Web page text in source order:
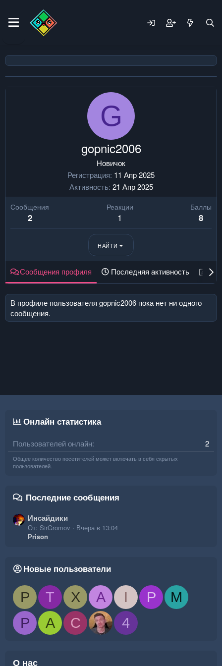
G
gopnic2006
Новичок
Регистрация 11 Апр 2025
Активность 21 Апр 2025
Сообщения
2
Реакции
1
Баллы
8
НАЙТИ
Сообщения профиля Последняя активность
В профиле пользователя gopnic2006 пока нет ни одного
сообщения.
Онлайн статистика
Пользователей онлайн 2
Общее количество посетителей может включать в себя скрытых
пользователей.
Последние сообщения
Инсайдики
От: SirGromov
Вчера в 13:04
Prison
Новые пользователи
P T X A I P
M
P
A C 4
О нас